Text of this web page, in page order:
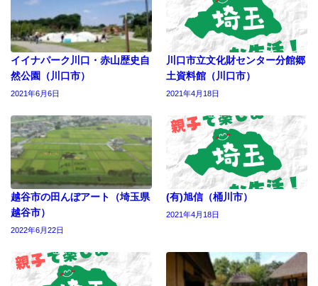
イイナパーク川口・赤山歴史自
然公園（川口市）
2021年6月6日
川口市立文化財センター分館郷
土資料館（川口市）
2021年4月18日
越谷市の田んぼアート（埼玉県
越谷市）
2022年6月22日
(有)旭信（桶川市）
2021年4月18日